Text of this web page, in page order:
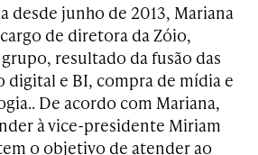
desde junho de 2013, Mariana
de diretora da Zóio,
resultado da fusão das
digital e BI, compra de mídia e
De acordo com Mariana,
à vice-presidente Miriam
o objetivo de atender ao